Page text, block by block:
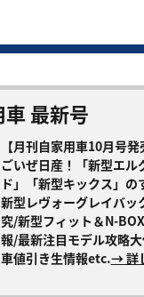
最新号
【月刊自家用車10月号
ごいぜ日産！「新型エル
ド」「新型キックス」の
新型レヴォーグレイバッ
究/新型フィット＆N-
報/最新注目モデル攻略
車値引き生情報etc.→ 詳